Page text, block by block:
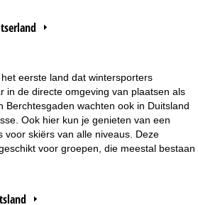
eerste land dat wintersporters
in de directe omgeving van plaatsen als
Berchtesgaden wachten ook in Duitsland
Ook hier kun je genieten van een
voor skiërs van alle niveaus. Deze
voor groepen, die meestal bestaan